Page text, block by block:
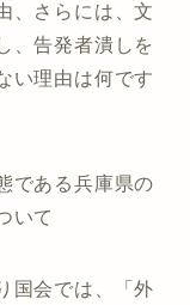
、さらには、文
、告発者潰しを
い理由は何です
である兵庫県の
いて
国会では、「外